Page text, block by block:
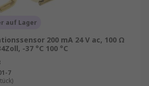
auf Lager
200 mA 24 V ac, 100 Ω
-37 °C 100 °C
7